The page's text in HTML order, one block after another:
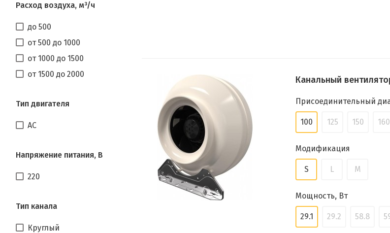
Напряжение питания, В
220
Тип двигателя
AC
Тип канала
Круглый
Расход воздуха, м³/ч
до 500
от 500 до 1000
от 1000 до 1500
от 1500 до 2000
Канальный
Присоединительный
100 125 150 160
Модификация
S L M
Мощность, Вт
29.1 29.2 58.8